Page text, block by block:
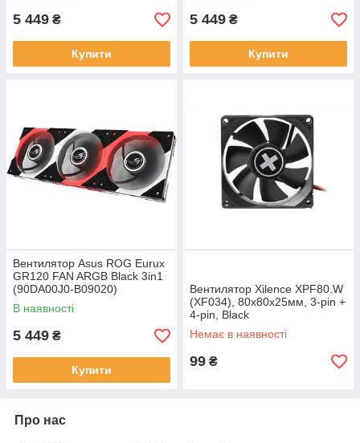
5 449 ₴
Купити
5 449 ₴
Купити
Вентилятор Asus ROG Eurux
GR120 FAN ARGB Black 3in1
(90DA00J0-B09020)
В наявності
5 449 ₴
Купити
Вентилятор Xilence XPF80.W
(XF034), 80х80х25мм, 3-pin +
4-pin, Black
Немає в наявності
99 ₴
Про нас